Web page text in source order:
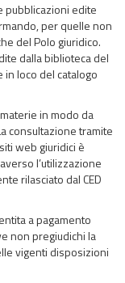
pubblicazioni edite
per quelle non
del Polo giuridico.
dalla biblioteca del
in loco del catalogo
in modo da
consultazione tramite
web giuridici è
l’utilizzazione
rilasciato dal CED
a pagamento
non pregiudichi la
vigenti disposizioni